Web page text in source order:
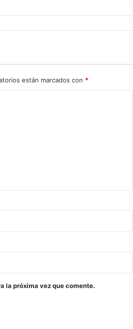
están marcados con *
la próxima vez que comente.